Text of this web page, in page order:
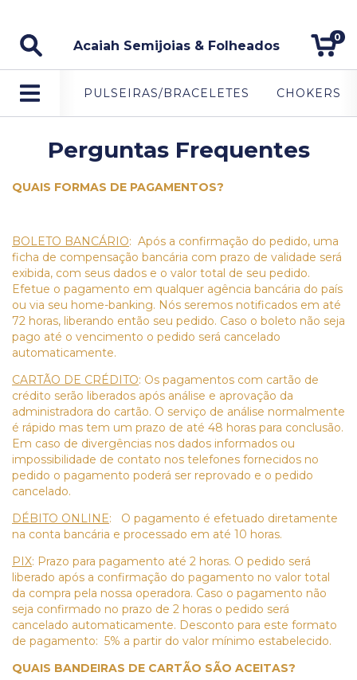
Acaiah Semijoias & Folheados
0
PULSEIRAS/BRACELETES CHOKERS
Perguntas Frequentes
QUAIS FORMAS DE PAGAMENTOS?
BOLETO BANCÁRIO: Após a confirmação do pedido, uma
ficha de compensação bancária com prazo de validade será
exibida, com seus dados e o valor total de seu pedido.
Efetue o pagamento em qualquer agência bancária do país
ou via seu home-banking. Nós seremos notificados em até
72 horas, liberando então seu pedido. Caso o boleto não seja
pago até o vencimento o pedido será cancelado
automaticamente.
CARTÃO DE CRÉDITO: Os pagamentos com cartão de
crédito serão liberados após análise e aprovação da
administradora do cartão. O serviço de análise normalmente
é rápido mas tem um prazo de até 48 horas para conclusão.
Em caso de divergências nos dados informados ou
impossibilidade de contato nos telefones fornecidos no
pedido o pagamento poderá ser reprovado e o pedido
cancelado.
DÉBITO ONLINE: O pagamento é efetuado diretamente
na conta bancária e processado em até 10 horas.
PIX: Prazo para pagamento até 2 horas. O pedido será
liberado após a confirmação do pagamento no valor total
da compra pela nossa operadora. Caso o pagamento não
seja confirmado no prazo de 2 horas o pedido será
cancelado automaticamente. Desconto para este formato
de pagamento: 5% a partir do valor mínimo estabelecido.
QUAIS BANDEIRAS DE CARTÃO SÃO ACEITAS?